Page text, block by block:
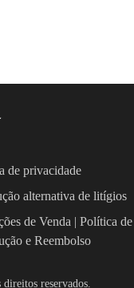
de privacidade
alternativa de litígios
de Venda | Política de
e Reembolso
reservados.